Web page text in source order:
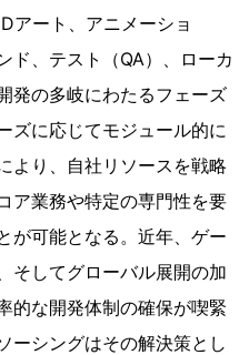
アート、アニメーショ
ド、テスト（QA）、ローカ
発の多岐にわたるフェーズ
ズに応じてモジュール的に
より、自社リソースを戦略
ア業務や特定の専門性を要
が可能となる。近年、ゲー
そしてグローバル展開の加
的な開発体制の確保が喫緊
ーシングはその解決策とし